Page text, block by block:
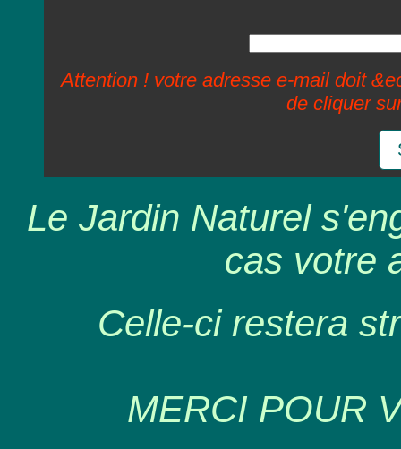
Attention ! votre adresse e-mail doit
de cliquer
Le Jardin Naturel
cas votre
Celle-ci restera
MERCI POUR